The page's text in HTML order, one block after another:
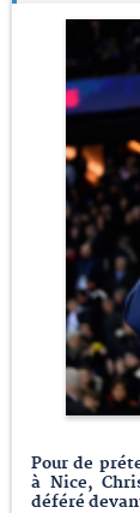
Pour de
à Nice,
déféré